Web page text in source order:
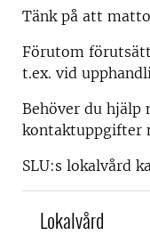
Tänk på att
Förutom
t.ex. vid
Behöver du hjälp
kontaktuppgifter
SLU:s lokalvård
Lokalvård